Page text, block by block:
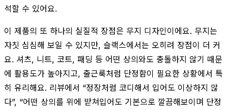
석할 수 있어요.
이 제품의 또 하나의 실질적 장점은 무지 디자인이에요. 무지는
자칫 심심해 보일 수 있지만, 슬랙스에서는 오히려 장점이 더 커
요. 셔츠, 니트, 코트, 패딩 등 어떤 상의와도 충돌하지 않기 때문
에 활용도가 높아지고, 출근룩처럼 단정함이 필요한 상황에서 특
히 유리해요. 리뷰에서 “정장처럼 코디해서 입어도 이상하지 않
다”, “어떤 상의를 위에 받쳐입어도 기본으로 깔끔해보이며 단정